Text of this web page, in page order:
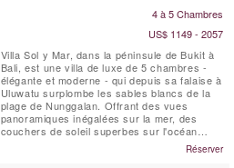
4 à 5 Chambres
US$ 1149 - 2057
Villa Sol y Mar, dans la péninsule de Bukit à
Bali, est une villa de luxe de 5 chambres -
élégante et moderne - qui depuis sa falaise à
Uluwatu surplombe les sables blancs de la
plage de Nunggalan. Offrant des vues
panoramiques inégalées sur la mer, des
couchers de soleil superbes sur l'océan
Réserver